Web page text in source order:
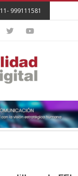
999111581